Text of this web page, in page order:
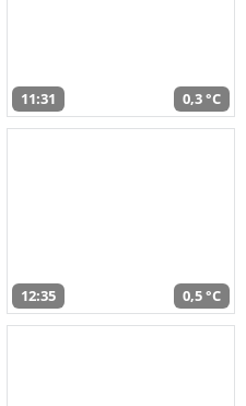
11:31 0,3 °C
12:35 0,5 °C